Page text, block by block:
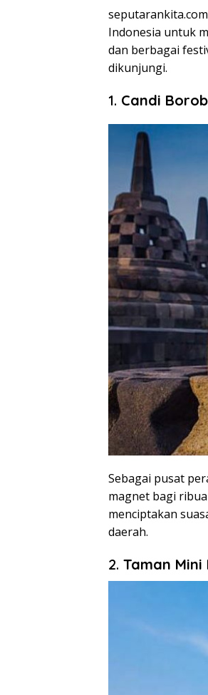
Indonesia untuk
dan berbagai
dikunjungi.
1. Candi
Sebagai pusat
magnet bagi
menciptakan
daerah.
2. Taman